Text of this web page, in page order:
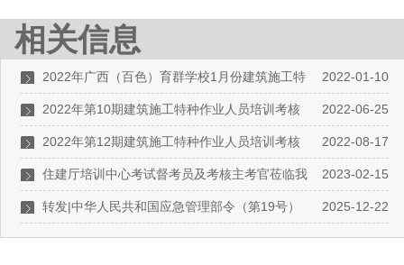
相关信息
2022-01-10
2022年广西（百色）育群学校1月份建筑施工特
种作业操作资格证书 培训考试（考核）报名通知 2022-06-25
2022年第10期建筑施工特种作业人员培训考核
工作简报 2022-08-17
2022年第12期建筑施工特种作业人员培训考核
工作简报 2023-02-15
住建厅培训中心考试督考员及考核主考官莅临我
校检查指导工作 2025-12-22
转发|中华人民共和国应急管理部令（第19号）
特种作业人员安全技术培训考核管理规定